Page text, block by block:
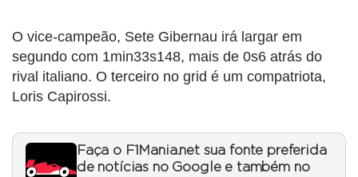
O vice-campeão, Sete Gibernau irá largar em
segundo com 1min33s148, mais de 0s6 atrás do
rival italiano. O terceiro no grid é um compatriota,
Loris Capirossi.
Faça o F1Mania.net sua fonte preferida
de notícias no Google e também no